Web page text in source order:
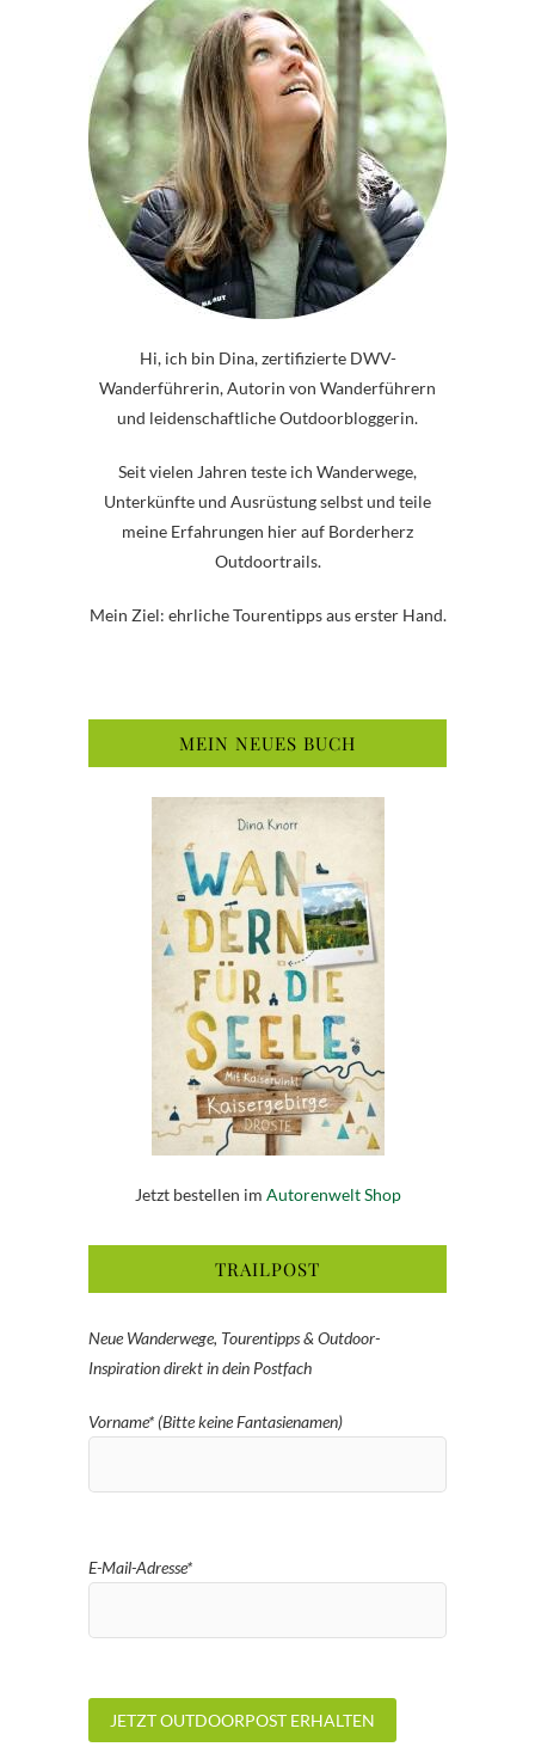
Hi, ich bin Dina, zertifizierte DWV-
Wanderführerin, Autorin von Wanderführern
und leidenschaftliche Outdoorbloggerin.
Seit vielen Jahren teste ich Wanderwege,
Unterkünfte und Ausrüstung selbst und teile
meine Erfahrungen hier auf Borderherz
Outdoortrails.
Mein Ziel: ehrliche Tourentipps aus erster Hand.
MEIN NEUES BUCH
Jetzt bestellen im Autorenwelt Shop
TRAILPOST
Neue Wanderwege, Tourentipps & Outdoor-
Inspiration direkt in dein Postfach
Vorname* (Bitte keine Fantasienamen)
E-Mail-Adresse*